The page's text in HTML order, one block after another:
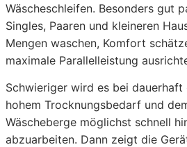
Wäscheschleifen. Besonders gut
Singles, Paaren und kleineren
Mengen waschen, Komfort
maximale Parallelleistung
Schwieriger wird es bei dauerhaft
hohem Trocknungsbedarf und
Wäscheberge möglichst schnell
abzuarbeiten. Dann zeigt die